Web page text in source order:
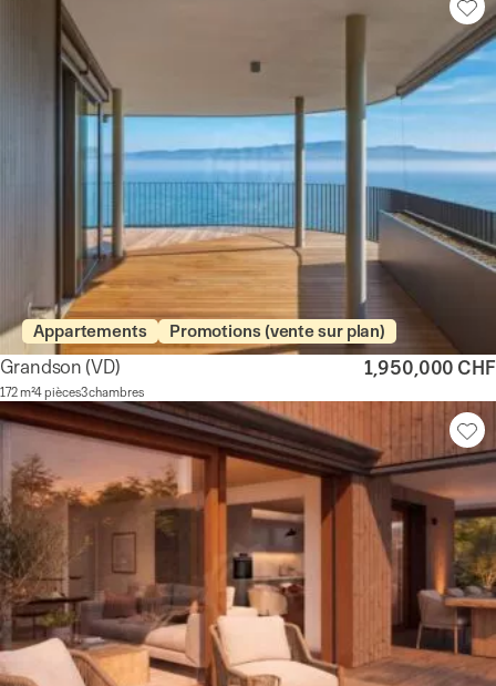
Appartements Promotions (vente sur plan)
Grandson (VD)
172 m²4 pièces3 chambres
1,950,000 CHF